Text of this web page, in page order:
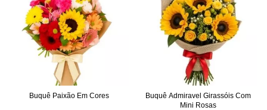
Buquê Paixão Em Cores
Buquê Admiravel Girassóis Com
Mini Rosas